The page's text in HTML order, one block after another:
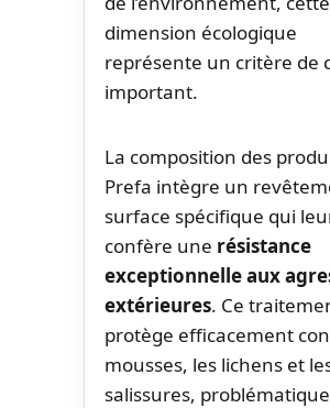
dimension écologique
représente un critère de
important.
La composition des
Prefa intègre un
surface spécifique qui
confère une résistance
exceptionnelle aux
extérieures. Ce
protège efficacement
mousses, les lichens et
salissures,